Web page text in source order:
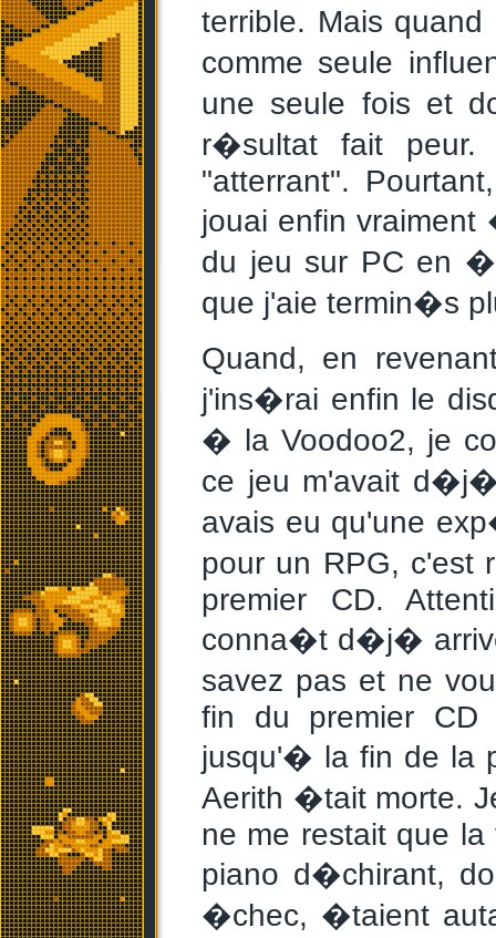
terrible. Mais
comme seule
une seule fois et
r�sultat fait
"atterrant".
jouai enfin
du jeu sur PC en
que j'aie termin�s
Quand, en
j'ins�rai enfin le
� la Voodoo2, je
ce jeu m'avait
avais eu qu'une
pour un RPG,
premier CD.
conna�t d�j�
savez pas et ne
fin du premier
jusqu'� la fin de la
Aerith �tait morte.
ne me restait que
piano d�chirant,
�chec, �taient